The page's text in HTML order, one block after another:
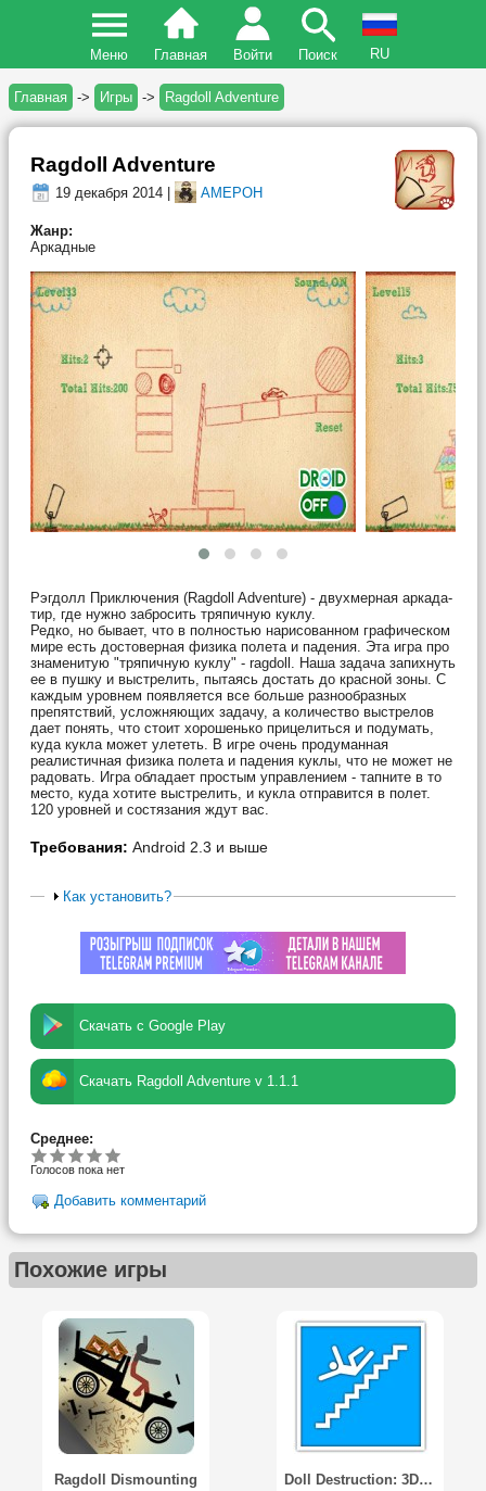
Меню Главная Войти Поиск RU
Главная -> Игры -> Ragdoll Adventure
Ragdoll Adventure
19 декабря 2014 | AMEPOH
Жанр:
Аркадные
Рэгдолл Приключения (Ragdoll Adventure) - двухмерная аркада-
тир, где нужно забросить тряпичную куклу.
Редко, но бывает, что в полностью нарисованном графическом
мире есть достоверная физика полета и падения. Эта игра про
знаменитую "тряпичную куклу" - ragdoll. Наша задача запихнуть
ее в пушку и выстрелить, пытаясь достать до красной зоны. С
каждым уровнем появляется все больше разнообразных
препятствий, усложняющих задачу, а количество выстрелов
дает понять, что стоит хорошенько прицелиться и подумать,
куда кукла может улететь. В игре очень продуманная
реалистичная физика полета и падения куклы, что не может не
радовать. Игра обладает простым управлением - тапните в то
место, куда хотите выстрелить, и кукла отправится в полет.
120 уровней и состязания ждут вас.
Требования: Android 2.3 и выше
Как установить?
Скачать с Google Play
Скачать Ragdoll Adventure v 1.1.1
Среднее:
Голосов пока нет
Добавить комментарий
Похожие игры
Ragdoll Dismounting Doll Destruction: 3D Ragdoll